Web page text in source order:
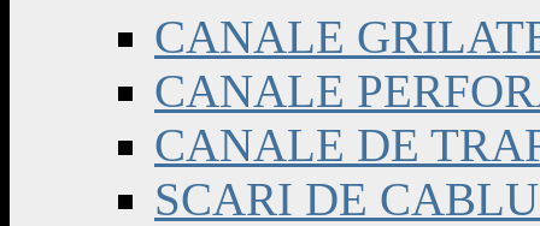
CANALE
CANALE
CANALE DE
SCARI DE